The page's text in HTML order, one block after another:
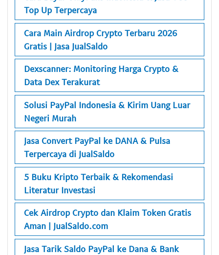
Top Up Terpercaya
Cara Main Airdrop Crypto Terbaru 2026
Gratis | Jasa JualSaldo
Dexscanner: Monitoring Harga Crypto &
Data Dex Terakurat
Solusi PayPal Indonesia & Kirim Uang Luar
Negeri Murah
Jasa Convert PayPal ke DANA & Pulsa
Terpercaya di JualSaldo
5 Buku Kripto Terbaik & Rekomendasi
Literatur Investasi
Cek Airdrop Crypto dan Klaim Token Gratis
Aman | JualSaldo.com
Jasa Tarik Saldo PayPal ke Dana & Bank